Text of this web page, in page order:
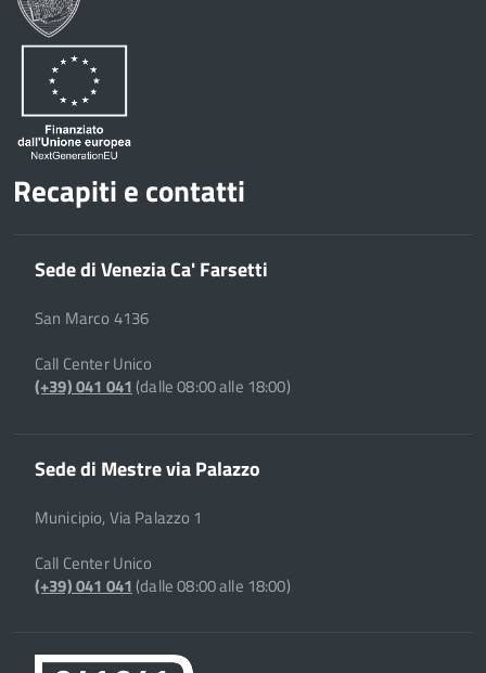
Recapiti e contatti
Sede di Venezia Ca' Farsetti
San Marco 4136
Call Center Unico
(+39) 041 041(dalle 08:00 alle 18:00)
Sede di Mestre via Palazzo
Municipio, Via Palazzo 1
Call Center Unico
(+39) 041 041(dalle 08:00 alle 18:00)